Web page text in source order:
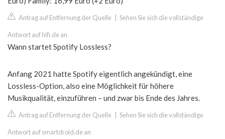
Antrag auf Entfernung der Quelle Sehen Sie sich die vollständige
Antwort auf hifi.de an
Wann startet Spotify Lossless?
Anfang 2021 hatte Spotify eigentlich angekündigt, eine
Lossless-Option, also eine Möglichkeit für höhere
Musikqualität, einzuführen – und zwar bis Ende des Jahres.
Antrag auf Entfernung der Quelle Sehen Sie sich die vollständige
Antwort auf smartdroid.de an